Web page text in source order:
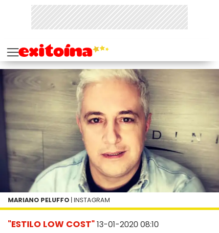
"ESTILO LOW COST"13-01-2020 08:10
MARIANO PELUFFO | INSTAGRAM